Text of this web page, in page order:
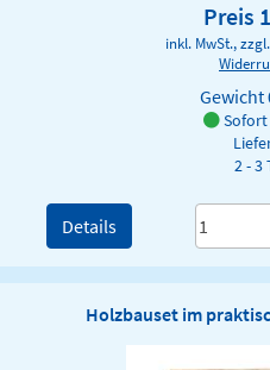
Preis
inkl. MwSt., zzgl.
Gewicht
Sofort
2 - 3
Details
Holzbauset im